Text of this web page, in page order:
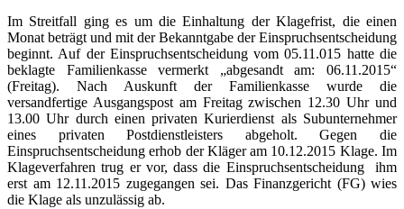
Im Streitfall ging es um die Einhaltung der Klagefrist, die einen
Monat beträgt und mit der Bekanntgabe der Einspruchsentscheidung
beginnt. Auf der Einspruchsentscheidung vom 05.11.015 hatte die
beklagte Familienkasse vermerkt „abgesandt am: 06.11.2015“
(Freitag). Nach Auskunft der Familienkasse wurde die
versandfertige Ausgangspost am Freitag zwischen 12.30 Uhr und
13.00 Uhr durch einen privaten Kurierdienst als Subunternehmer
eines privaten Postdienstleisters abgeholt. Gegen die
Einspruchsentscheidung erhob der Kläger am 10.12.2015 Klage. Im
Klageverfahren trug er vor, dass die Einspruchsentscheidung ihm
erst am 12.11.2015 zugegangen sei. Das Finanzgericht (FG) wies
die Klage als unzulässig ab.